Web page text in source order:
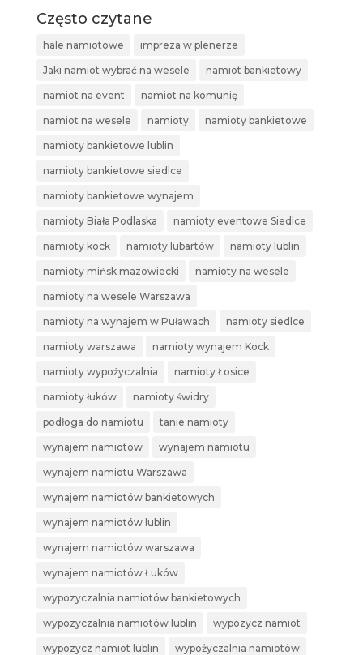
Często czytane
hale namiotowe impreza w plenerze
Jaki namiot wybrać na wesele namiot bankietowy
namiot na event namiot na komunię
namiot na wesele namioty namioty bankietowe
namioty bankietowe lublin
namioty bankietowe siedlce
namioty bankietowe wynajem
namioty Biała Podlaska namioty eventowe Siedlce
namioty kock namioty lubartów namioty lublin
namioty mińsk mazowiecki namioty na wesele
namioty na wesele Warszawa
namioty na wynajem w Puławach namioty siedlce
namioty warszawa namioty wynajem Kock
namioty wypożyczalnia namioty Łosice
namioty łuków namioty świdry
podłoga do namiotu tanie namioty
wynajem namiotow wynajem namiotu
wynajem namiotu Warszawa
wynajem namiotów bankietowych
wynajem namiotów lublin
wynajem namiotów warszawa
wynajem namiotów Łuków
wypozyczalnia namiotów bankietowych
wypozyczalnia namiotów lublin wypozycz namiot
wypozycz namiot lublin wypożyczalnia namiotów